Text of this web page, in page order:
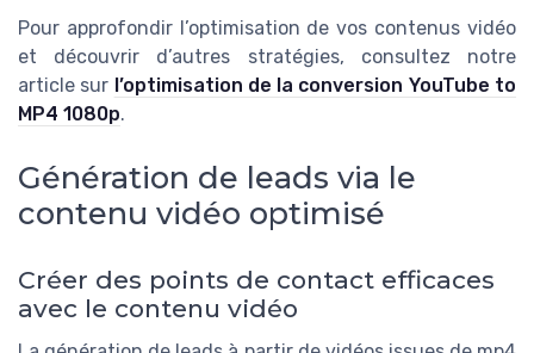
Pour approfondir l’optimisation de vos contenus vidéo
et découvrir d’autres stratégies, consultez notre
article sur l’optimisation de la conversion YouTube to
MP4 1080p.
Génération de leads via le
contenu vidéo optimisé
Créer des points de contact efficaces
avec le contenu vidéo